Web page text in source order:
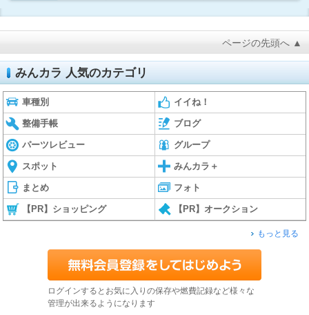
ページの先頭へ ▲
みんカラ 人気のカテゴリ
車種別 イイね！
整備手帳 ブログ
パーツレビュー グループ
スポット みんカラ＋
まとめ フォト
【PR】ショッピング 【PR】オークション
もっと見る
ログインするとお気に入りの保存や燃費記録など様々な
管理が出来るようになります